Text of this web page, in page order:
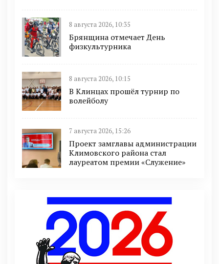
8 августа 2026, 10:35
Брянщина отмечает День
физкультурника
8 августа 2026, 10:15
В Клинцах прошёл турнир по
волейболу
7 августа 2026, 15:26
Проект замглавы администрации
Климовского района стал
лауреатом премии «Служение»